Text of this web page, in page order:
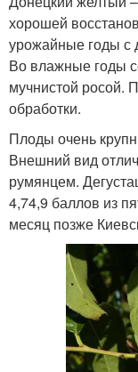
хорошей
урожайные годы с
Во влажные годы
мучнистой росой.
обработки.
Плоды очень
Внешний вид
румянцем.
4,74,9 баллов из
месяц позже